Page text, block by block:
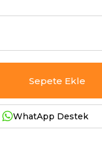
WhatApp Destek